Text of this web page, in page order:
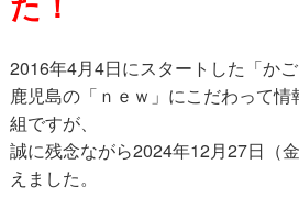
2016年4月4日にスタートした「かご
鹿児島の「ｎｅｗ」にこだわって
組ですが、
誠に残念ながら2024年12月27日（
えました。